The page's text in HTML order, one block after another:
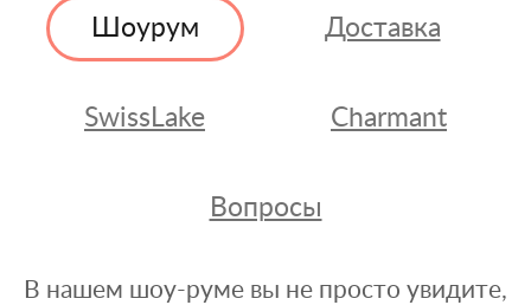
Шоурум Доставка
SwissLake Charmant
Вопросы
В нашем шоу-руме вы не просто увидите,